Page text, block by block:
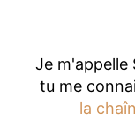
Je m'appelle
tu me
la